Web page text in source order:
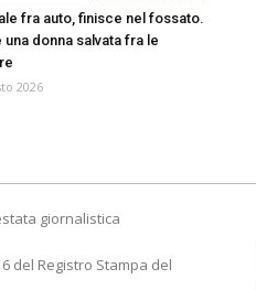
fra auto, finisce nel fossato.
una donna salvata fra le
2026
giornalistica
del Registro Stampa del